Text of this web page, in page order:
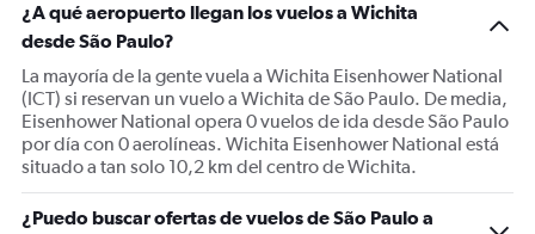
¿A qué aeropuerto llegan los vuelos a Wichita
desde São Paulo?
La mayoría de la gente vuela a Wichita Eisenhower National
(ICT) si reservan un vuelo a Wichita de São Paulo. De media,
Eisenhower National opera 0 vuelos de ida desde São Paulo
por día con 0 aerolíneas. Wichita Eisenhower National está
situado a tan solo 10,2 km del centro de Wichita.
¿Puedo buscar ofertas de vuelos de São Paulo a